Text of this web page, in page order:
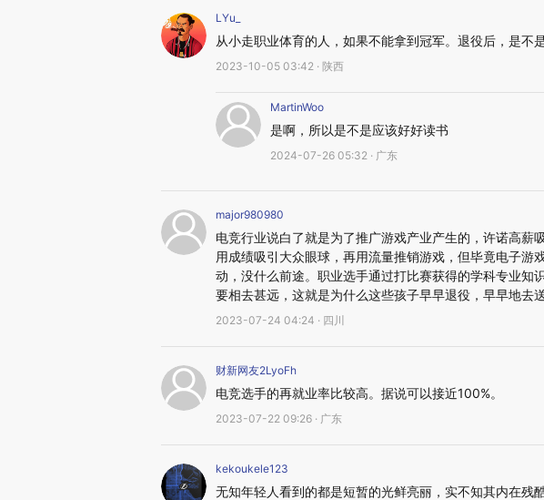
LYu_
从小走职业体育的人，如果不能拿到冠军。退役后，是不
2023-10-05 03:42 · 陕西
MartinWoo
是啊，所以是不是应该好好读书
2024-07-26 05:32 · 广东
major980980
电竞行业说白了就是为了推广游戏产业产生的，许诺高薪
用成绩吸引大众眼球，再用流量推销游戏，但毕竟电子游
动，没什么前途。职业选手通过打比赛获得的学科专业知
要相去甚远，这就是为什么这些孩子早早退役，早早地去
2023-07-24 04:24 · 四川
财新网友2LyoFh
电竞选手的再就业率比较高。据说可以接近100%。
2023-07-22 09:26 · 广东
kekoukele123
无知年轻人看到的都是短暂的光鲜亮丽，实不知其内在残